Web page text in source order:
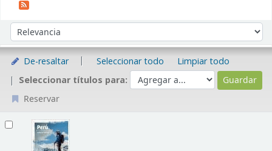
Ordenar por:
De-resaltar Seleccionar todo
Limpiar todo
Seleccionar títulos para:
Reservar